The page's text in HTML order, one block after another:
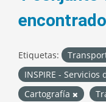
encontrado
Etiquetas:
INSPIRE -
Cartografía